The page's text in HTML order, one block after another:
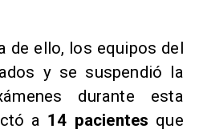
de ello, los equipos del
y se suspendió la
durante esta
a 14 pacientes que